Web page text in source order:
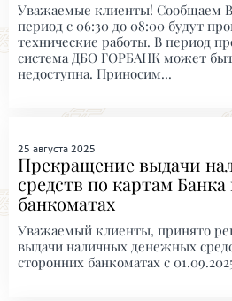
Уважаемые клиенты! Сообщаем
период с 06:30 до 08:00 будут
технические работы. В период
система ДБО ГОРБАНК может
недоступна. Приносим...
25 августа 2025
Прекращение выдачи
средств по картам
банкоматах
Уважаемый клиенты, принято
выдачи наличных денежных
сторонних банкоматах с